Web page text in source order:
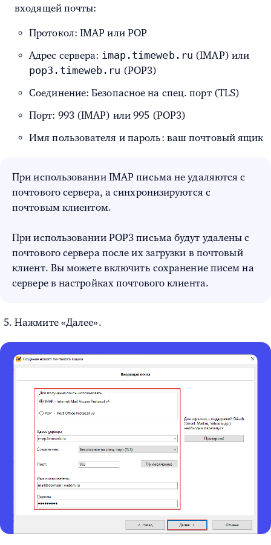
входящей почты:
Протокол: IMAP или POP
Адрес сервера: imap.timeweb.ru (IMAP) или
pop3.timeweb.ru (POP3)
Соединение: Безопасное на спец. порт (TLS)
Порт: 993 (IMAP) или 995 (POP3)
Имя пользователя и пароль: ваш почтовый ящик
При использовании IMAP письма не удаляются с
почтового сервера, а синхронизируются с
почтовым клиентом.
При использовании POP3 письма будут удалены с
почтового сервера после их загрузки в почтовый
клиент. Вы можете включить сохранение писем на
сервере в настройках почтового клиента.
Нажмите «Далее».